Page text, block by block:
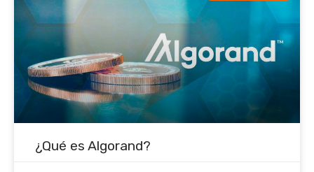
¿Qué es Algorand?